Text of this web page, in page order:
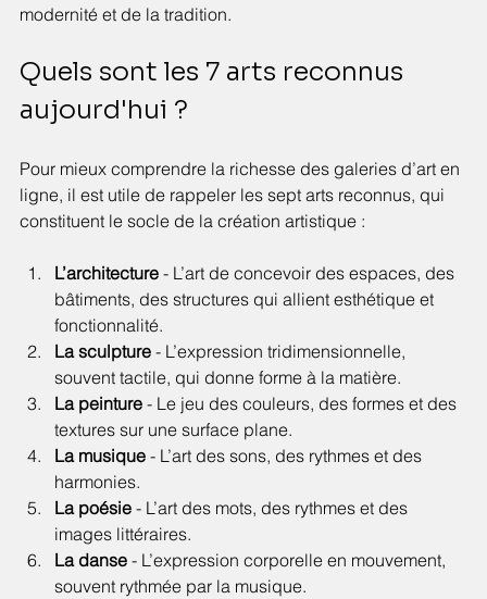
modernité et de la tradition.
Quels sont les 7 arts reconnus
aujourd'hui ?
Pour mieux comprendre la richesse des galeries d’art en
ligne, il est utile de rappeler les sept arts reconnus, qui
constituent le socle de la création artistique :
L’architecture - L’art de concevoir des espaces, des
bâtiments, des structures qui allient esthétique et
fonctionnalité.
La sculpture - L’expression tridimensionnelle,
souvent tactile, qui donne forme à la matière.
La peinture - Le jeu des couleurs, des formes et des
textures sur une surface plane.
La musique - L’art des sons, des rythmes et des
harmonies.
La poésie - L’art des mots, des rythmes et des
images littéraires.
La danse - L’expression corporelle en mouvement,
souvent rythmée par la musique.